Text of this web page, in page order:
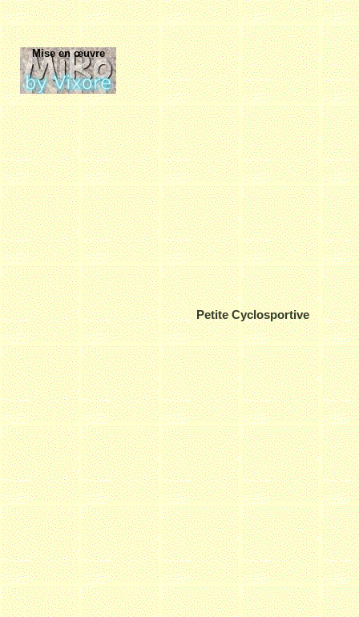
Mise en œuvre
Petite Cyclosportive